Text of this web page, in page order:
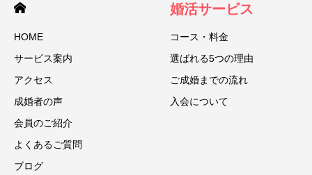
HOME
サービス案内
アクセス
成婚者の声
会員のご紹介
よくあるご質問
ブログ
婚活サービス
コース・料金
選ばれる5つの理由
ご成婚までの流れ
入会について